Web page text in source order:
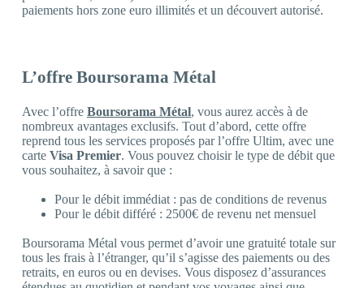
paiements hors zone euro illimités et un découvert autorisé.
L’offre Boursorama Métal
Avec l’offre Boursorama Métal, vous aurez accès à de
nombreux avantages exclusifs. Tout d’abord, cette offre
reprend tous les services proposés par l’offre Ultim, avec une
carte Visa Premier. Vous pouvez choisir le type de débit que
vous souhaitez, à savoir que :
Pour le débit immédiat : pas de conditions de revenus
Pour le débit différé : 2500€ de revenu net mensuel
Boursorama Métal vous permet d’avoir une gratuité totale sur
tous les frais à l’étranger, qu’il s’agisse des paiements ou des
retraits, en euros ou en devises. Vous disposez d’assurances